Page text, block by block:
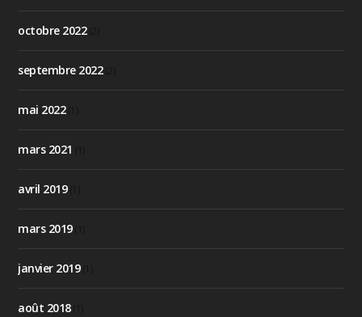
octobre 2022(2)
septembre 2022(2)
mai 2022(1)
mars 2021
avril 2019(1)
mars 2019(1)
janvier 2019(1)
août 2018(1)